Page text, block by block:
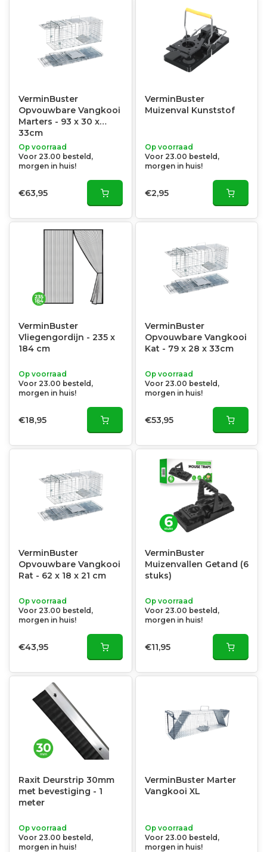
VerminBuster
Opvouwbare Vangkooi
Marters - 93 x 30 x
33cm
Op voorraad
Voor 23.00 besteld,
morgen in huis!
€63,95
VerminBuster
Muizenval Kunststof
Op voorraad
Voor 23.00 besteld,
morgen in huis!
€2,95
VerminBuster
Vliegengordijn - 235 x
184 cm
Op voorraad
Voor 23.00 besteld,
morgen in huis!
€18,95
VerminBuster
Opvouwbare Vangkooi
Kat - 79 x 28 x 33cm
Op voorraad
Voor 23.00 besteld,
morgen in huis!
€53,95
VerminBuster
Opvouwbare Vangkooi
Rat - 62 x 18 x 21 cm
Op voorraad
Voor 23.00 besteld,
morgen in huis!
€43,95
VerminBuster
Muizenvallen Getand (6
stuks)
Op voorraad
Voor 23.00 besteld,
morgen in huis!
€11,95
Raxit Deurstrip 30mm
met bevestiging - 1
meter
Op voorraad
Voor 23.00 besteld,
morgen in huis!
VerminBuster Marter
Vangkooi XL
Op voorraad
Voor 23.00 besteld,
morgen in huis!